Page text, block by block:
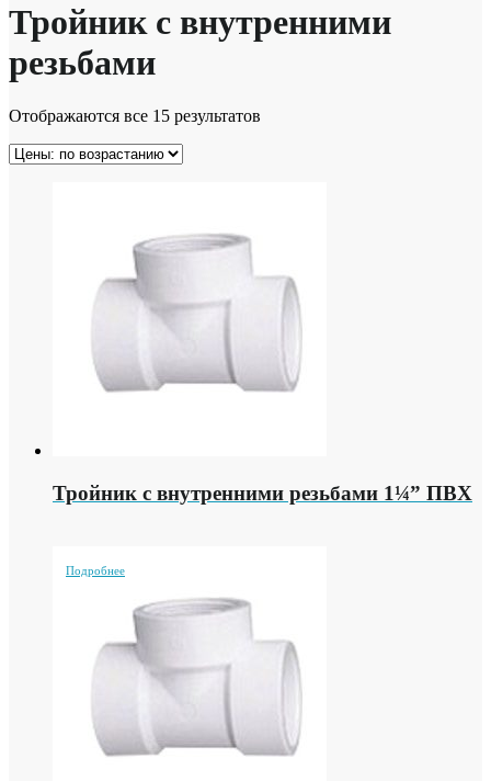
Тройник с внутренними
резьбами
Отображаются все 15 результатов
Тройник с внутренними резьбами 1¼” ПВХ
Подробнее